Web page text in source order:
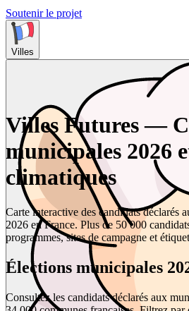
Soutenir le projet
Villes
Villes Futures —
municipales 2026
climatiques
Carte interactive des candidats déclarés
2026 en France. Plus de 50 000
programmes, sites de campagne et
Élections municipales
Consultez les candidats déclarés aux